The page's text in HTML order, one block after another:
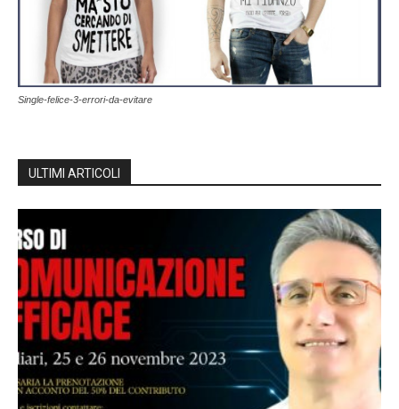
Single-felice-3-errori-da-evitare
ULTIMI ARTICOLI